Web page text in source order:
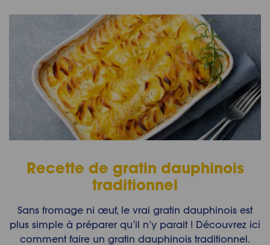
Recette de gratin dauphinois
traditionnel
Sans fromage ni œuf, le vrai gratin dauphinois est
plus simple à préparer qu’il n’y parait ! Découvrez ici
comment faire un gratin dauphinois traditionnel.